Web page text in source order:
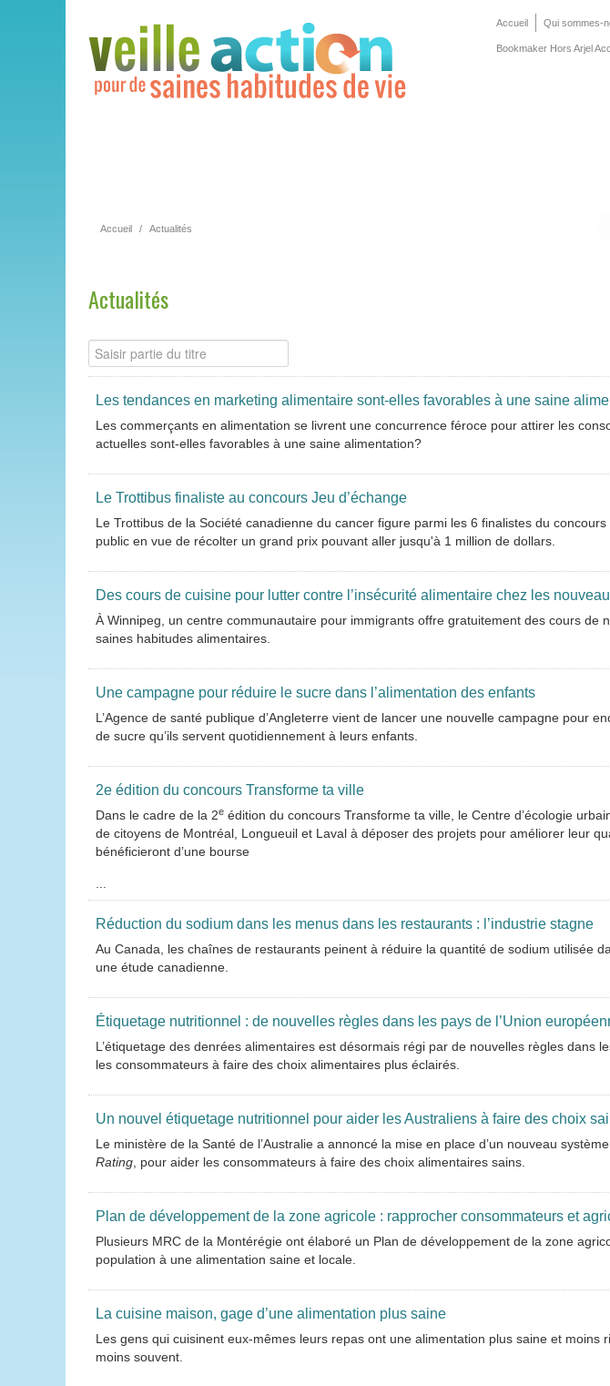
Accueil Qui sommes-
Bookmaker Hors Arjel
Accueil / Actualités
Actualités
Les tendances en marketing alimentaire sont-elles favorables à une saine
Les commerçants en alimentation se livrent une concurrence féroce pour attirer les
actuelles sont-elles favorables à une saine alimentation?
Le Trottibus finaliste au concours Jeu d’échange
Le Trottibus de la Société canadienne du cancer figure parmi les 6 finalistes du concours
public en vue de récolter un grand prix pouvant aller jusqu'à 1 million de dollars.
Des cours de cuisine pour lutter contre l’insécurité alimentaire chez les
À Winnipeg, un centre communautaire pour immigrants offre gratuitement des cours de
saines habitudes alimentaires.
Une campagne pour réduire le sucre dans l’alimentation des enfants
L’Agence de santé publique d’Angleterre vient de lancer une nouvelle campagne pour
de sucre qu’ils servent quotidiennement à leurs enfants.
2e édition du concours Transforme ta ville
Dans le cadre de la 2e édition du concours Transforme ta ville, le Centre d’écologie
de citoyens de Montréal, Longueuil et Laval à déposer des projets pour améliorer leur
bénéficieront d’une bourse
Réduction du sodium dans les menus dans les restaurants : l’industrie stagne
Au Canada, les chaînes de restaurants peinent à réduire la quantité de sodium utilisée
une étude canadienne.
Étiquetage nutritionnel : de nouvelles règles dans les pays de l’Union
L’étiquetage des denrées alimentaires est désormais régi par de nouvelles règles dans
les consommateurs à faire des choix alimentaires plus éclairés.
Un nouvel étiquetage nutritionnel pour aider les Australiens à faire des choix
Le ministère de la Santé de l’Australie a annoncé la mise en place d’un nouveau
Rating , pour aider les consommateurs à faire des choix alimentaires sains.
Plan de développement de la zone agricole : rapprocher consommateurs et
Plusieurs MRC de la Montérégie ont élaboré un Plan de développement de la zone
population à une alimentation saine et locale.
La cuisine maison, gage d’une alimentation plus saine
Les gens qui cuisinent eux-mêmes leurs repas ont une alimentation plus saine et moins
moins souvent.